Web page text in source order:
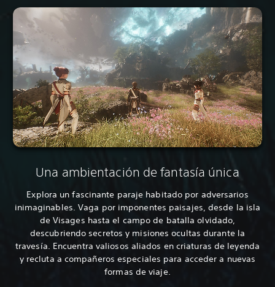
Una ambientación de fantasía única
Explora un fascinante paraje habitado por adversarios
inimaginables. Vaga por imponentes paisajes, desde la isla
de Visages hasta el campo de batalla olvidado,
descubriendo secretos y misiones ocultas durante la
travesía. Encuentra valiosos aliados en criaturas de leyenda
y recluta a compañeros especiales para acceder a nuevas
formas de viaje.